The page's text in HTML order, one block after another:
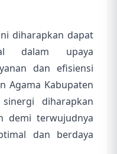
diharapkan dapat
dalam upaya
dan efisiensi
Agama Kabupaten
diharapkan
demi terwujudnya
dan berdaya